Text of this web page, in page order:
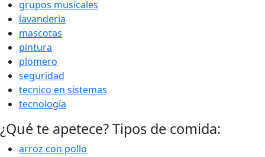
grupos musicales
lavanderia
mascotas
pintura
plomero
seguridad
tecnico en sistemas
tecnología
¿Qué te apetece? Tipos de comida:
arroz con pollo